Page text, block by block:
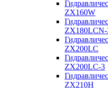
ZX160W
ZX180LCN-
ZX200LC
ZX200LC-3
ZX210H